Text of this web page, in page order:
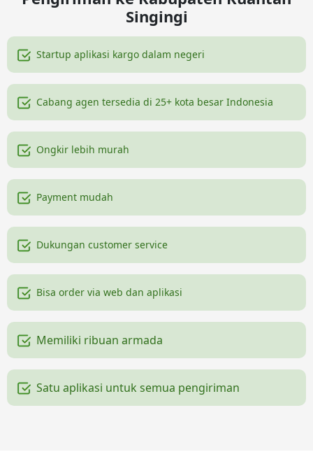
Singingi
Startup aplikasi kargo dalam negeri
Cabang agen tersedia di 25+ kota besar Indonesia
Ongkir lebih murah
Payment mudah
Dukungan customer service
Bisa order via web dan aplikasi
Memiliki ribuan armada
Satu aplikasi untuk semua pengiriman